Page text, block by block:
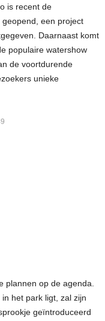
is recent de
een project
Daarnaast komt
populaire watershow
de voortdurende
unieke
plannen op de agenda.
het park ligt, zal zijn
geïntroduceerd